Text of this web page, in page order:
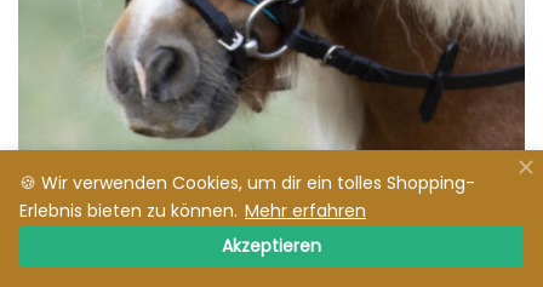
🍪 Wir verwenden Cookies, um dir ein tolles Shopping-
Erlebnis bieten zu können. Mehr erfahren
Akzeptieren